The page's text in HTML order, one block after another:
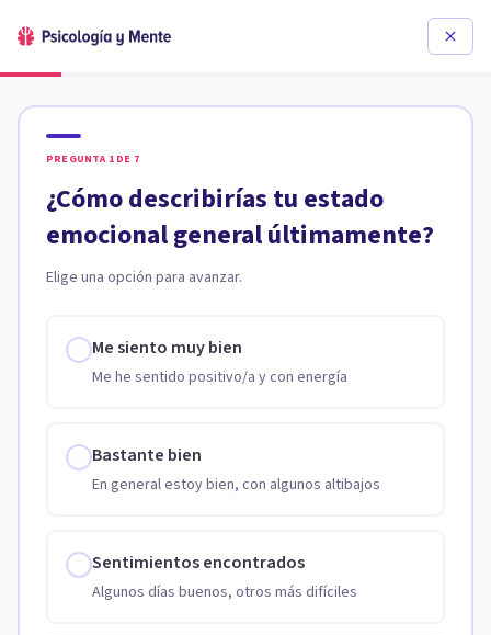
PREGUNTA 1 DE 7
¿Cómo describirías tu estado
emocional general últimamente?
Elige una opción para avanzar.
Me siento muy bien
Me he sentido positivo/a y con energía
Bastante bien
En general estoy bien, con algunos altibajos
Sentimientos encontrados
Algunos días buenos, otros más difíciles